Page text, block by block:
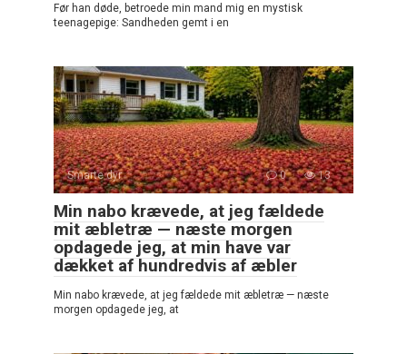
Før han døde, betroede min mand mig en mystisk
teenagepige: Sandheden gemt i en
Smarte dyr 0 13
Min nabo krævede, at jeg fældede
mit æbletræ — næste morgen
opdagede jeg, at min have var
dækket af hundredvis af æbler
Min nabo krævede, at jeg fældede mit æbletræ — næste
morgen opdagede jeg, at